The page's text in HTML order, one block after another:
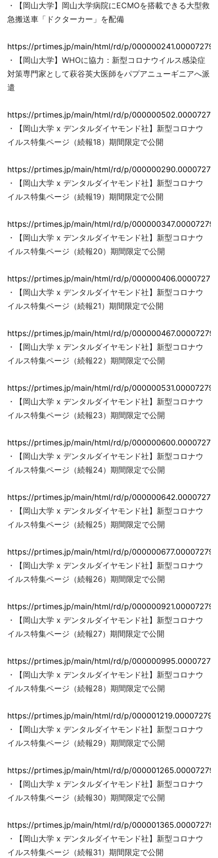
・【岡山大学】岡山大学病院にECMOを搭載できる大型救
急搬送車「ドクターカー」を配備
https://prtimes.jp/main/html/rd/p/
・【岡山大学】WHOに協力：新型コロナウイルス感染症
対策専門家として萩谷英大医師をパプアニューギニアへ派
遣
https://prtimes.jp/main/html/rd/p/
・【岡山大学 x デンタルダイヤモンド社】新型コロナウ
イルス特集ページ（続報18）期間限定で公開
https://prtimes.jp/main/html/rd/p/
・【岡山大学 x デンタルダイヤモンド社】新型コロナウ
イルス特集ページ（続報19）期間限定で公開
https://prtimes.jp/main/html/rd/p/
・【岡山大学 x デンタルダイヤモンド社】新型コロナウ
イルス特集ページ（続報20）期間限定で公開
https://prtimes.jp/main/html/rd/p/
・【岡山大学 x デンタルダイヤモンド社】新型コロナウ
イルス特集ページ（続報21）期間限定で公開
https://prtimes.jp/main/html/rd/p/
・【岡山大学 x デンタルダイヤモンド社】新型コロナウ
イルス特集ページ（続報22）期間限定で公開
https://prtimes.jp/main/html/rd/p/
・【岡山大学 x デンタルダイヤモンド社】新型コロナウ
イルス特集ページ（続報23）期間限定で公開
https://prtimes.jp/main/html/rd/p/
・【岡山大学 x デンタルダイヤモンド社】新型コロナウ
イルス特集ページ（続報24）期間限定で公開
https://prtimes.jp/main/html/rd/p/
・【岡山大学 x デンタルダイヤモンド社】新型コロナウ
イルス特集ページ（続報25）期間限定で公開
https://prtimes.jp/main/html/rd/p/
・【岡山大学 x デンタルダイヤモンド社】新型コロナウ
イルス特集ページ（続報26）期間限定で公開
https://prtimes.jp/main/html/rd/p/
・【岡山大学 x デンタルダイヤモンド社】新型コロナウ
イルス特集ページ（続報27）期間限定で公開
https://prtimes.jp/main/html/rd/p/
・【岡山大学 x デンタルダイヤモンド社】新型コロナウ
イルス特集ページ（続報28）期間限定で公開
https://prtimes.jp/main/html/rd/p/
・【岡山大学 x デンタルダイヤモンド社】新型コロナウ
イルス特集ページ（続報29）期間限定で公開
https://prtimes.jp/main/html/rd/p/
・【岡山大学 x デンタルダイヤモンド社】新型コロナウ
イルス特集ページ（続報30）期間限定で公開
https://prtimes.jp/main/html/rd/p/
・【岡山大学 x デンタルダイヤモンド社】新型コロナウ
イルス特集ページ（続報31）期間限定で公開